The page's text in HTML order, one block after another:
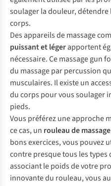
soulager la douleur,
corps.
Des appareils de massage
puissant et légerapportent
nécessaire. Cemassage gun
du massage par percussion
musculaires. Il existe un
du corps pour vous soulager
pieds.
Vous préférez une approche
ce cas, un rouleau de massage
bons exercices, vous pouvez
contre presque tous les types
associant le poids de votre
innovante du rouleau, vous